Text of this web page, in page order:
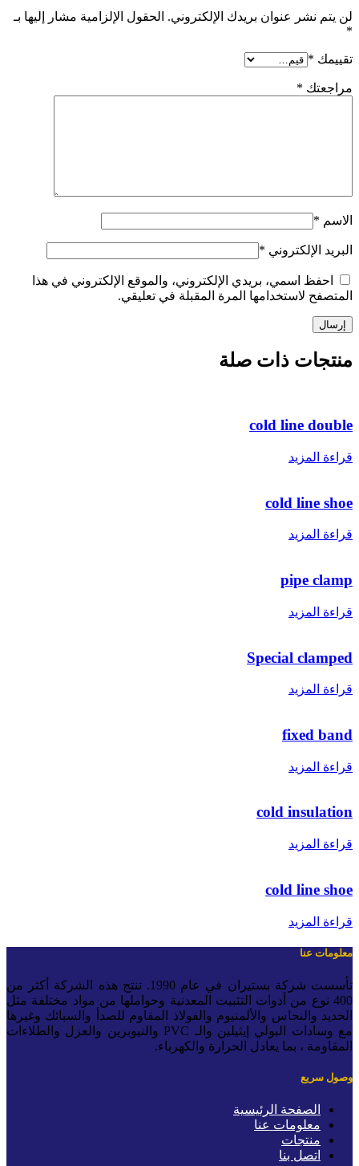
يتم نشر عنوان بريدك الإلكتروني. الحقول الإلزامية مشار إليها بـ
*
*
*
الإلكتروني *
احفظ اسمي، بريدي الإلكتروني، والموقع الإلكتروني في هذا
لاستخدامها المرة المقبلة في تعليقي.
ذات صلة
cold line
المزيد
cold line
المزيد
pipe
المزيد
Special
المزيد
fixed
المزيد
cold
المزيد
cold line
المزيد
عنا
تأسست شركة بستيران في عام 1990. تنتج هذه الشركة أكثر من
400 نوع من أدوات التثبيت المعدنية وحواملها من مواد مختلفة مثل
والنحاس والألمنيوم والفولاذ المقاوم للصدأ والسبائك وغيرها
مع وسادات البولي إيثيلين والـ PVC والنيوبرين والعزل والطلاءات
، بما يعادل الحرارة والكهرباء.
سريع
الصفحة الرئيسية
معلومات عنا
منتجات
اتصل بنا